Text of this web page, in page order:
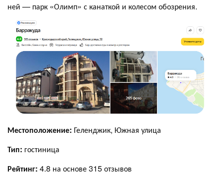
ней — парк «Олимп» с канаткой и колесом обозрения.
Местоположение: Геленджик, Южная улица
Тип: гостиница
Рейтинг: 4.8 на основе 315 отзывов